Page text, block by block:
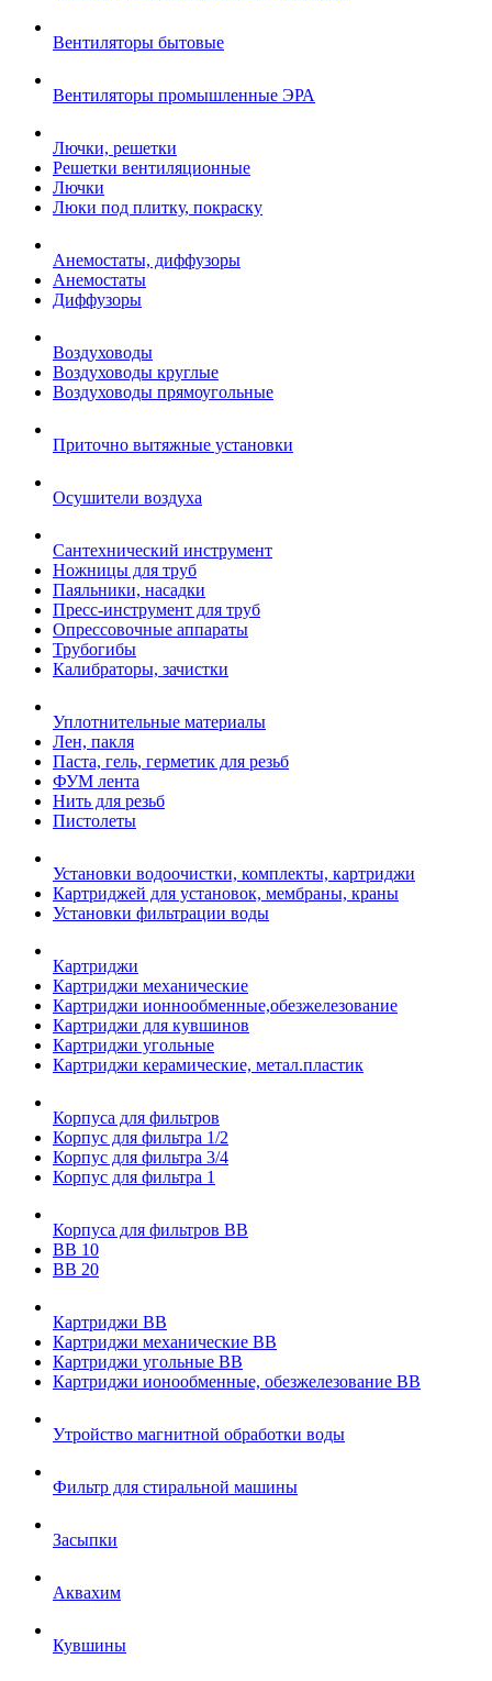
Вентиляторы бытовые
Вентиляторы промышленные ЭРА
Лючки, решетки
Решетки вентиляционные
Лючки
Люки под плитку, покраску
Анемостаты, диффузоры
Анемостаты
Диффузоры
Воздуховоды
Воздуховоды круглые
Воздуховоды прямоугольные
Приточно вытяжные установки
Осушители воздуха
Сантехнический инструмент
Ножницы для труб
Паяльники, насадки
Пресс-инструмент для труб
Опрессовочные аппараты
Трубогибы
Калибраторы, зачистки
Уплотнительные материалы
Лен, пакля
Паста, гель, герметик для резьб
ФУМ лента
Нить для резьб
Пистолеты
Установки водоочистки, комплекты, картриджи
Картриджей для установок, мембраны, краны
Установки фильтрации воды
Картриджи
Картриджи механические
Картриджи ионнообменные,обезжелезование
Картриджи для кувшинов
Картриджи угольные
Картриджи керамические, метал.пластик
Корпуса для фильтров
Корпус для фильтра 1/2
Корпус для фильтра 3/4
Корпус для фильтра 1
Корпуса для фильтров ВВ
ВВ 10
ВВ 20
Картриджи ВВ
Картриджи механические ВВ
Картриджи угольные ВВ
Картриджи ионообменные, обезжелезование ВВ
Утройство магнитной обработки воды
Фильтр для стиральной машины
Засыпки
Аквахим
Кувшины